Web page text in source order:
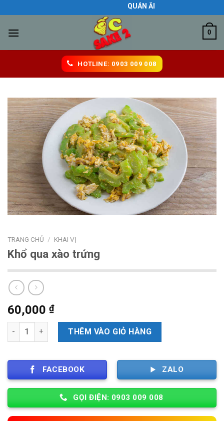
to
content
QUÁN ĂN NGON BIÊN HÒA
0
HOTLINE: 0903 009 008
TRANG CHỦ / KHAI VỊ
Khổ qua xào trứng
60,000 ₫
Số lượng THÊM VÀO GIỎ HÀNG
FACEBOOK ZALO
GỌI ĐIỆN: 0903 009 008